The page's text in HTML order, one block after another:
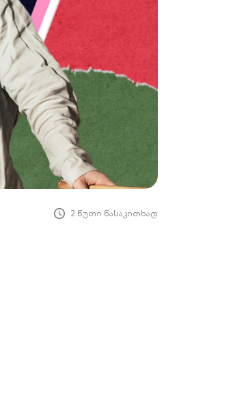
2 წუთი წასაკითხად